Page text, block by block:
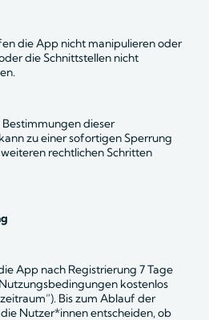
die App nicht manipulieren oder
die Schnittstellen nicht
dieser
zu einer sofortigen Sperrung
rechtlichen Schritten
App nach Registrierung 7 Tage
kostenlos
Bis zum Ablauf der
Nutzer*innen entscheiden, ob